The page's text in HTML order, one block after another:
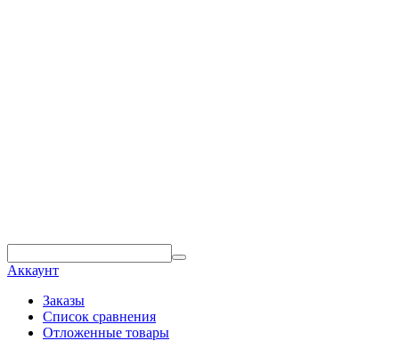
Аккаунт
Заказы
Список сравнения
Отложенные товары